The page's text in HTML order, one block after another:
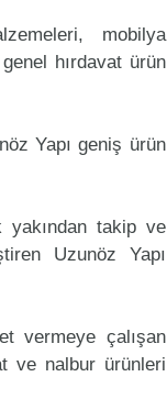
mobilya
hırdavat ürün
Yapı geniş ürün
takip ve
Uzunöz Yapı
vermeye çalışan
ve nalbur ürünleri